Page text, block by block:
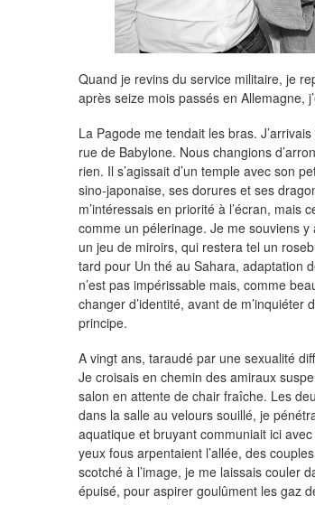
Quand je revins du service militaire, je
après seize mois passés en Allemagne,
La Pagode me tendait les bras.
rue de Babylone. Nous changions
rien. Il s’agissait d’un temple avec son
sino-japonaise, ses dorures et ses
m’intéressais en priorité à l’écran,
comme un pélerinage. Je me souviens
un jeu de miroirs, qui restera tel un
tard pour Un thé au Sahara, adaptation
n’est pas impérissable mais, comme
changer d’identité, avant de m’inquiéter
principe.
A vingt ans, taraudé par une sexualité
Je croisais en chemin des amiraux
salon en attente de chair fraîche. Les
dans la salle au velours souillé, je
aquatique et bruyant communiait ici
yeux fous arpentaient l’allée, des
scotché à l’image, je me laissais couler
épuisé, pour aspirer goulûment les gaz